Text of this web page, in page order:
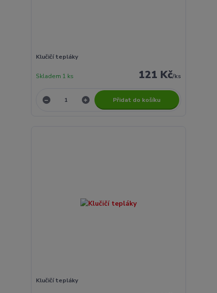
Klučičí tepláky
121 Kč/ks
Skladem 1 ks
Přidat do košíku
Klučičí tepláky